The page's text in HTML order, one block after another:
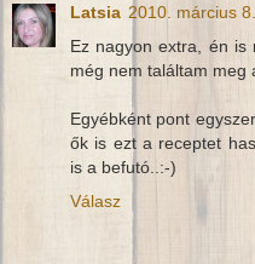
Latsia 2010. március
Ez nagyon extra, én is
még nem találtam meg
Egyébként pont
ők is ezt a receptet
is a befutó..:-)
Válasz